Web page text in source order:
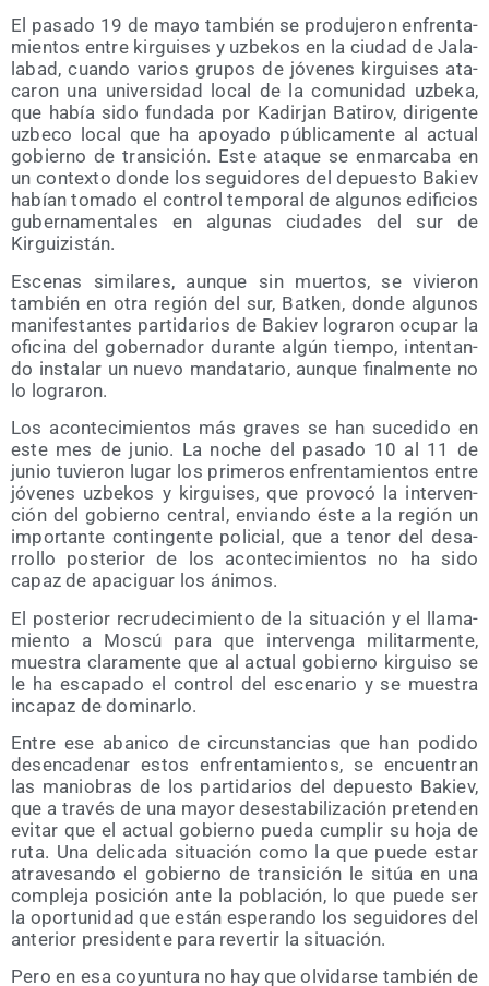
El pasa­do 19 de mayo tam­bién se pro­du­je­ron enfren­ta­
mien­tos entre kir­gui­ses y uzbe­kos en la ciu­dad de Jala­
la­bad, cuan­do varios gru­pos de jóve­nes kir­gui­ses ata­
ca­ron una uni­ver­si­dad local de la comu­ni­dad uzbe­ka,
que había sido fun­da­da por Kadir­jan Bati­rov, diri­gen­te
uzbe­co local que ha apo­ya­do públi­ca­men­te al actual
gobierno de tran­si­ción. Este ata­que se enmar­ca­ba en
un con­tex­to don­de los segui­do­res del depues­to Bakiev
habían toma­do el con­trol tem­po­ral de algu­nos edi­fi­cios
guber­na­men­ta­les en algu­nas ciu­da­des del sur de
Kirguizistán.
Esce­nas simi­la­res, aun­que sin muer­tos, se vivie­ron
tam­bién en otra región del sur, Bat­ken, don­de algu­nos
mani­fes­tan­tes par­ti­da­rios de Bakiev logra­ron ocu­par la
ofi­ci­na del gober­na­dor duran­te algún tiem­po, inten­tan­
do ins­ta­lar un nue­vo man­da­ta­rio, aun­que final­men­te no
lo lograron.
Los acon­te­ci­mien­tos más gra­ves se han suce­di­do en
este mes de junio. La noche del pasa­do 10 al 11 de
junio tuvie­ron lugar los pri­me­ros enfren­ta­mien­tos entre
jóve­nes uzbe­kos y kir­gui­ses, que pro­vo­có la inter­ven­
ción del gobierno cen­tral, envian­do éste a la región un
impor­tan­te con­tin­gen­te poli­cial, que a tenor del desa­
rro­llo pos­te­rior de los acon­te­ci­mien­tos no ha sido
capaz de apa­ci­guar los ánimos.
El pos­te­rior recru­de­ci­mien­to de la situa­ción y el lla­ma­
mien­to a Mos­cú para que inter­ven­ga mili­tar­men­te,
mues­tra cla­ra­men­te que al actual gobierno kir­gui­so se
le ha esca­pa­do el con­trol del esce­na­rio y se mues­tra
inca­paz de dominarlo.
Entre ese aba­ni­co de cir­cuns­tan­cias que han podi­do
des­en­ca­de­nar estos enfren­ta­mien­tos, se encuen­tran
las manio­bras de los par­ti­da­rios del depues­to Bakiev,
que a tra­vés de una mayor des­es­ta­bi­li­za­ción pre­ten­den
evi­tar que el actual gobierno pue­da cum­plir su hoja de
ruta. Una deli­ca­da situa­ción como la que pue­de estar
atra­ve­san­do el gobierno de tran­si­ción le sitúa en una
com­ple­ja posi­ción ante la pobla­ción, lo que pue­de ser
la opor­tu­ni­dad que están espe­ran­do los segui­do­res del
ante­rior pre­si­den­te para rever­tir la situación.
Pero en esa coyun­tu­ra no hay que olvi­dar­se tam­bién de